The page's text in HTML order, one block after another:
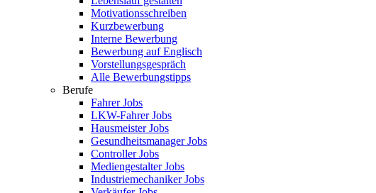
Motivationsschreiben
Kurzbewerbung
Interne Bewerbung
Bewerbung auf Englisch
Vorstellungsgespräch
Alle Bewerbungstipps
Berufe
Fahrer Jobs
LKW-Fahrer Jobs
Hausmeister Jobs
Gesundheitsmanager Jobs
Controller Jobs
Mediengestalter Jobs
Industriemechaniker Jobs